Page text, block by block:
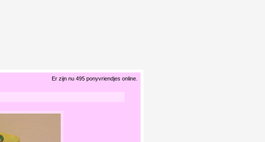
Er zijn nu 495 ponyvriendjes online.